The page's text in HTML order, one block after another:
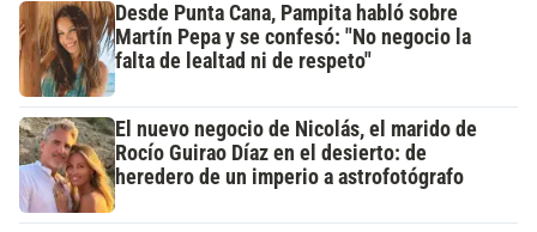
Desde Punta Cana, Pampita habló sobre
Martín Pepa y se confesó: "No negocio la
falta de lealtad ni de respeto"
El nuevo negocio de Nicolás, el marido de
Rocío Guirao Díaz en el desierto: de
heredero de un imperio a astrofotógrafo